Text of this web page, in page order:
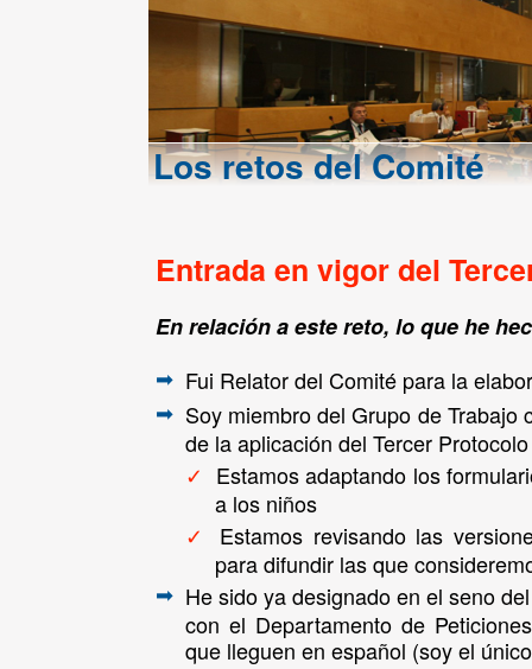
Los retos del Comité
Entrada en vigor del
En relación a este reto, lo que he
➡ Fui Relator del Comité para la
➡ Soy miembro del Grupo de
de la aplicación del Tercer
✓
Estamos adaptando los
a los niños
✓
Estamos revisando las
para difundir las que
➡ He sido ya designado en el seno
con el Departamento de
que lleguen en español (soy el